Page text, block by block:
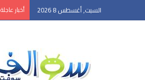
السبت, أغسطس 8 2026 أخبار عاجلة